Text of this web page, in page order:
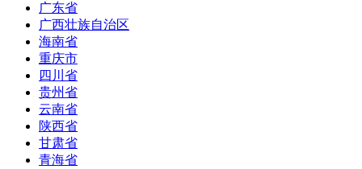
广东省
广西壮族自治区
海南省
重庆市
四川省
贵州省
云南省
陕西省
甘肃省
青海省